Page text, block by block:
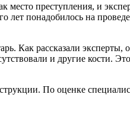
преступления, и
лет понадобилось на
Как рассказали
и другие кости.
По оценке